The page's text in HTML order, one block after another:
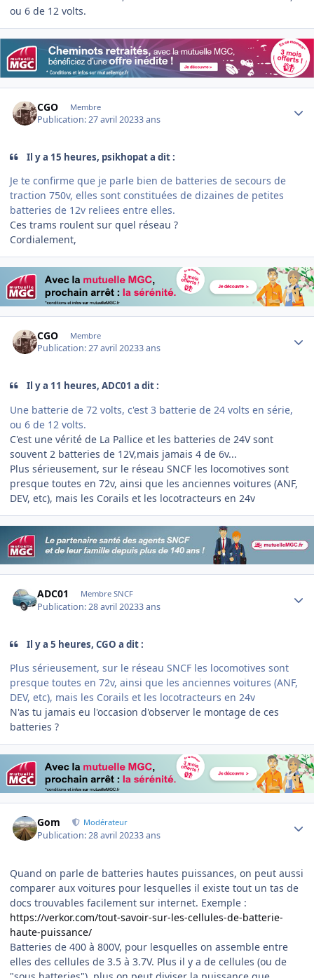
ou 6 de 12 volts.
CGO Membre
Publication:27 avril 20233 ans
Il y a 15 heures, psikhopat a dit :
Je te confirme que je parle bien de batteries de secours de
traction 750v, elles sont constituées de dizaines de petites
batteries de 12v reliees entre elles.
Ces trams roulent sur quel réseau ?
Cordialement,
CGO Membre
Publication:27 avril 20233 ans
Il y a 11 heures, ADC01 a dit :
Une batterie de 72 volts, c'est 3 batterie de 24 volts en série,
ou 6 de 12 volts.
C'est une vérité de La Pallice et les batteries de 24V sont
souvent 2 batteries de 12V,mais jamais 4 de 6v...
Plus sérieusement, sur le réseau SNCF les locomotives sont
presque toutes en 72v, ainsi que les anciennes voitures (ANF,
DEV, etc), mais les Corails et les locotracteurs en 24v
ADC01 Membre SNCF
Publication:28 avril 20233 ans
Il y a 5 heures, CGO a dit :
Plus sérieusement, sur le réseau SNCF les locomotives sont
presque toutes en 72v, ainsi que les anciennes voitures (ANF,
DEV, etc), mais les Corails et les locotracteurs en 24v
N'as tu jamais eu l'occasion d'observer le montage de ces
batteries ?
Gom Modérateur
Publication:28 avril 20233 ans
Quand on parle de batteries hautes puissances, on peut aussi
comparer aux voitures pour lesquelles il existe tout un tas de
docs trouvables facilement sur internet. Exemple :
https://verkor.com/tout-savoir-sur-les-cellules-de-batterie-
haute-puissance/
Batteries de 400 à 800V, pour lesquelles on assemble entre
elles des cellules de 3.5 à 3.7V. Plus il y a de cellules (ou de